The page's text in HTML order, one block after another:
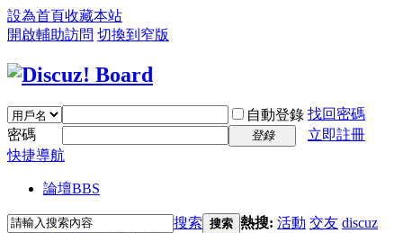
設為首頁收藏本站
開啟輔助訪問 切換到窄版
自動登錄 找回密碼
密碼
登錄
立即註冊
快捷導航
論壇BBS
搜索 搜索 熱搜: 活動 交友 discuz